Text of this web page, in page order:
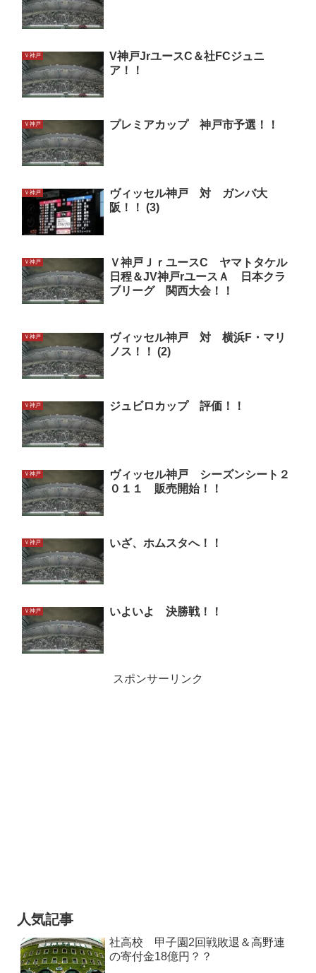
Ｖ神戸
V神戸JrユースC＆社FCジュニ
ア！！
Ｖ神戸 プレミアカップ 神戸市予選！！
Ｖ神戸
ヴィッセル神戸 対 ガンバ大
阪！！ (3)
Ｖ神戸
Ｖ神戸ＪｒユースC ヤマトタケル
日程＆JV神戸rユースＡ 日本クラ
ブリーグ 関西大会！！
Ｖ神戸
ヴィッセル神戸 対 横浜F・マリ
ノス！！ (2)
Ｖ神戸 ジュビロカップ 評価！！
Ｖ神戸
ヴィッセル神戸 シーズンシート２
０１１ 販売開始！！
Ｖ神戸 いざ、ホムスタへ！！
Ｖ神戸 いよいよ 決勝戦！！
スポンサーリンク
人気記事
社高校 甲子園2回戦敗退＆高野連
の寄付金18億円？？